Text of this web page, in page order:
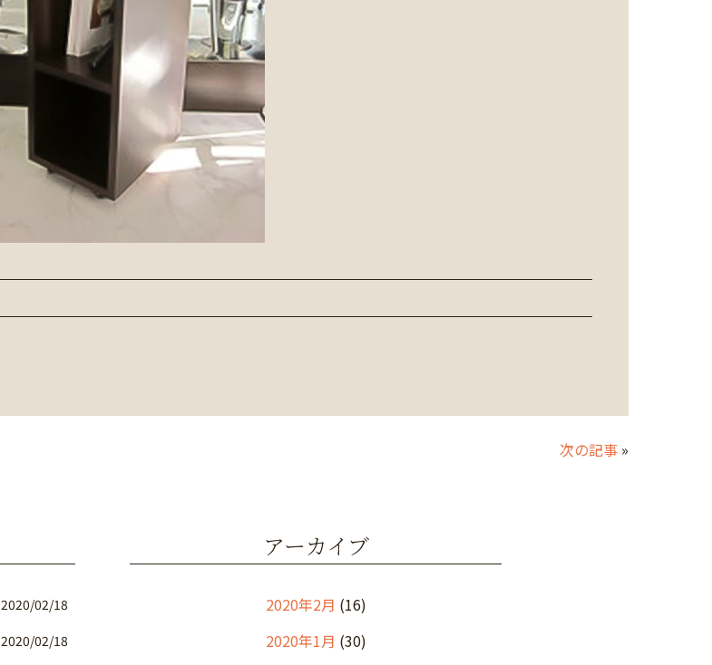
次の記事 »
2020/02/18
2020/02/18
アーカイブ
2020年2月 (16)
2020年1月 (30)